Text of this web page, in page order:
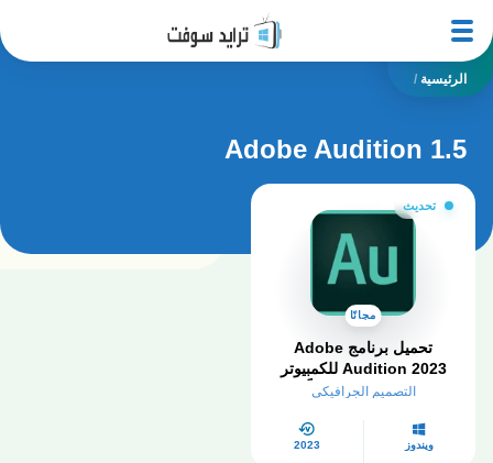
الرئيسية /
Adobe Audition 1.5
تحديث
مجانًا
تحميل برنامج Adobe
Audition 2023 للكمبيوتر
كامل مفعل مجاناً
التصميم الجرافيكي
ويندوز 2023